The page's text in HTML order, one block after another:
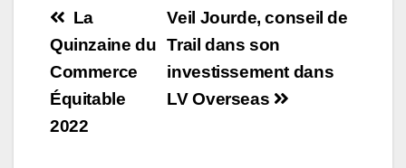
Navigation
de
l’article
Veil Jourde, conseil de
Trail dans son
investissement dans
LV Overseas
La
Quinzaine du
Commerce
Équitable
2022